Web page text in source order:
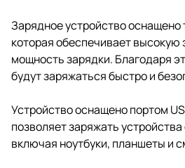
Зарядное устройство оснащено
которая обеспечивает
мощность зарядки. Благодаря
будут заряжаться быстро и
Устройство оснащено портом
позволяет заряжать
включая ноутбуки, планшеты и